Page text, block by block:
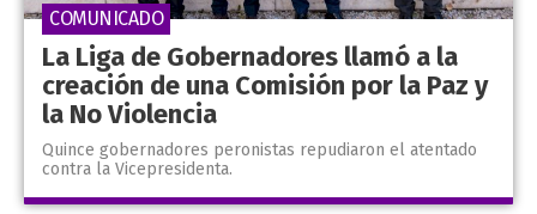
La Liga de Gobernadores llamó a la
creación de una Comisión por la Paz y
la No Violencia
Quince gobernadores peronistas repudiaron el atentado
contra la Vicepresidenta.
COMUNICADO